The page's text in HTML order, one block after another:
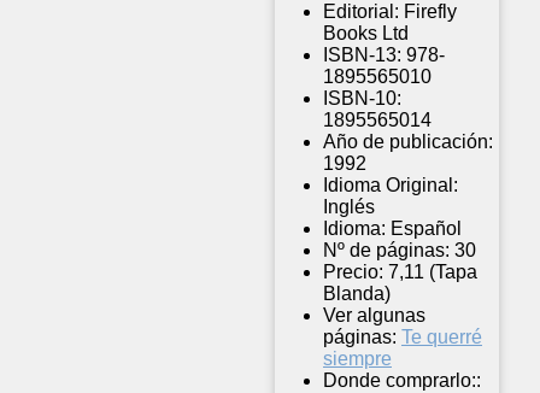
Editorial: Firefly
Books Ltd
ISBN-13: 978-
1895565010
ISBN-10:
1895565014
Año de publicación:
1992
Idioma Original:
Inglés
Idioma: Español
Nº de páginas: 30
Precio: 7,11 (Tapa
Blanda)
Ver algunas
páginas: Te querré
siempre
Donde comprarlo::